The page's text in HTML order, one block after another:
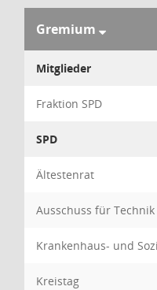
Gremium
Mitglieder
Fraktion SPD
SPD
Ältestenrat
Ausschuss für
Krankenhaus- und
Kreistag